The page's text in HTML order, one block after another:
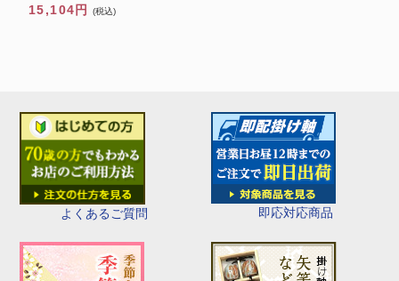
よくあるご質問 即応対応商品
15,104円
(税込)